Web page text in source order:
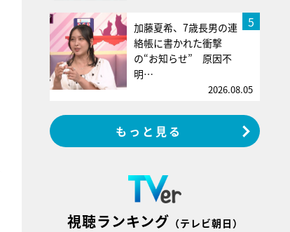
5
加藤夏希、7歳長男の連
絡帳に書かれた衝撃
の“お知らせ” 原因不
明…
2026.08.05
もっと見る
視聴ランキング （テレビ朝日）